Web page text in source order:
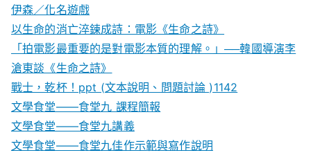
伊森／化名遊戲
以生命的消亡淬鍊成詩：電影《生命之詩》
「拍電影最重要的是對電影本質的理解。」──韓國導演李
滄東談《生命之詩》
戰士，乾杯！ppt (文本說明、問題討論 )1142
文學食堂——食堂九 課程簡報
文學食堂――食堂九講義
文學食堂——食堂九佳作示範與寫作說明